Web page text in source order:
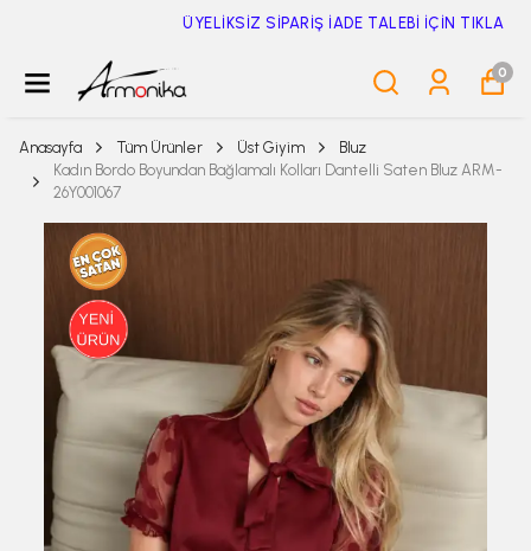
ÜYELİKSİZ SİPARİŞ İADE TALEBİ İÇİN TIKLA
0
Anasayfa Tüm Ürünler Üst Giyim
Bluz
Kadın Bordo Boyundan Bağlamalı Kolları Dantelli Saten Bluz ARM-
26Y001067